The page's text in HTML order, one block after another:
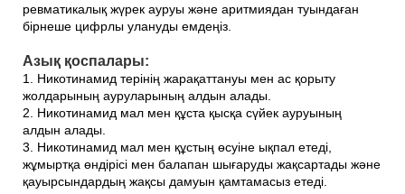
ревматикалық жүрек ауруы және аритмиядан туындаған
бірнеше цифрлы улануды емдеңіз.
Азық қоспалары:
1. Никотинамид терінің жарақаттануы мен ас қорыту
жолдарының ауруларының алдын алады.
2. Никотинамид мал мен құста қысқа сүйек ауруының
алдын алады.
3. Никотинамид мал мен құстың өсуіне ықпал етеді,
жұмыртқа өндірісі мен балапан шығаруды жақсартады және
қауырсындардың жақсы дамуын қамтамасыз етеді.